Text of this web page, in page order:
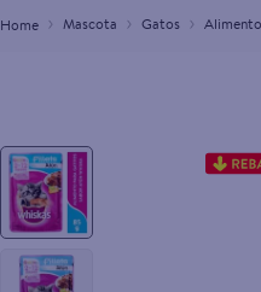
Mascota Gatos